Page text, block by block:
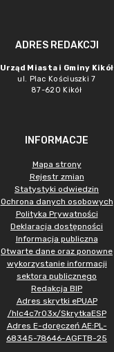
ADRES REDAKCJI
Urząd Miasta i Gminy Kikół
ul. Plac Kościuszki 7
87-620 Kikół
INFORMACJE
Mapa strony
Rejestr zmian
Statystyki odwiedzin
Ochrona danych osobowych
Polityka Prywatności
Deklaracja dostępności
Informacja publiczna
Otwarte dane oraz ponowne
wykorzystanie informacji
sektora publicznego
Redakcja BIP
Adres skrytki ePUAP
/hlc4c7r03x/SkrytkaESP
Adres E-doręczeń AE:PL-
68345-78646-AGFTB-25